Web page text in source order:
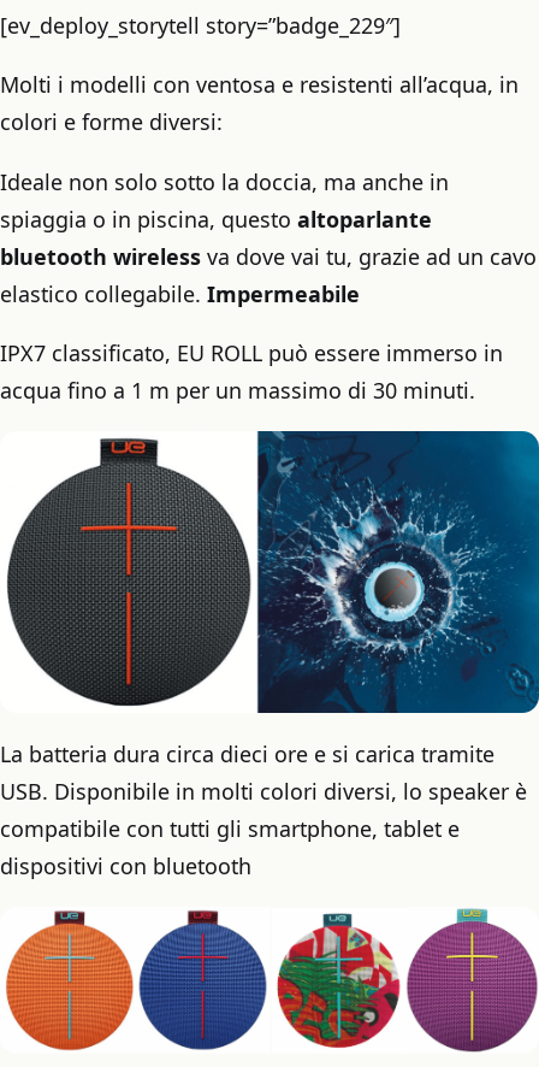
[ev_deploy_storytell story=”badge_229″]
Molti i modelli con ventosa e resistenti all’acqua, in
colori e forme diversi:
Ideale non solo sotto la doccia, ma anche in
spiaggia o in piscina, questo altoparlante
bluetooth wireless va dove vai tu, grazie ad un cavo
elastico collegabile. Impermeabile
IPX7 classificato, EU ROLL può essere immerso in
acqua fino a 1 m per un massimo di 30 minuti.
La batteria dura circa dieci ore e si carica tramite
USB. Disponibile in molti colori diversi, lo speaker è
compatibile con tutti gli smartphone, tablet e
dispositivi con bluetooth